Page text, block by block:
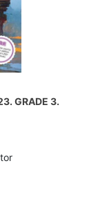
GRADE 3.